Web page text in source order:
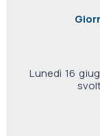
Lunedì 16